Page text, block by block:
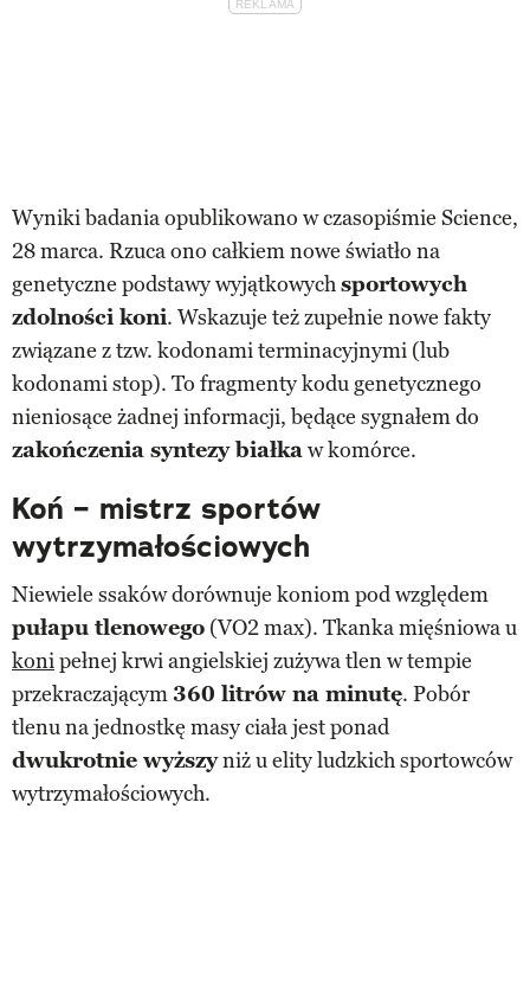
Wyniki badania opublikowano w czasopiśmie Science,
28 marca. Rzuca ono całkiem nowe światło na
genetyczne podstawy wyjątkowychsportowych
zdolności koni. Wskazuje też zupełnie nowe fakty
związane z tzw. kodonami terminacyjnymi (lub
kodonami stop). To fragmenty kodu genetycznego
nieniosące żadnej informacji, będące sygnałem do
zakończenia syntezy białkaw komórce.
Koń – mistrz sportów
wytrzymałościowych
Niewiele ssaków dorównuje koniom pod względem
pułapu tlenowego (VO2 max). Tkanka mięśniowa u
konipełnej krwi angielskiej zużywa tlen w tempie
przekraczającym360 litrów na minutę. Pobór
tlenu na jednostkę masy ciała jest ponad
dwukrotnie wyższyniż u elity ludzkich sportowców
wytrzymałościowych.